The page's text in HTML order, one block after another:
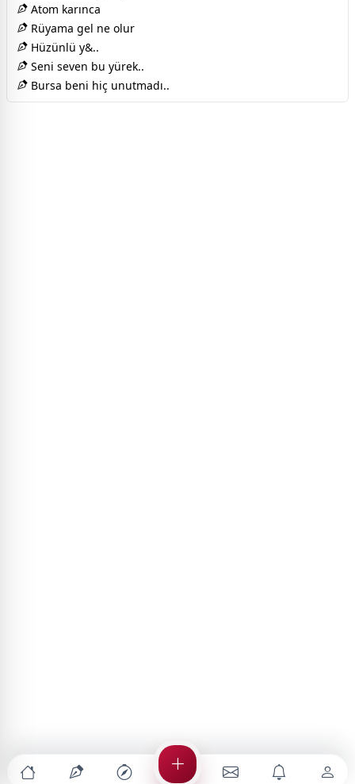
Atom karınca
Rüyama gel ne olur
Hüzünlü y&..
Seni seven bu yürek..
Bursa beni hiç unutmadı..